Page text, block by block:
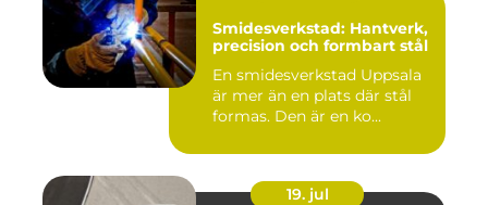
Smidesverkstad: Hantverk,
precision och formbart stål
En smidesverkstad Uppsala
är mer än en plats där stål
formas. Den är en ko...
19. jul